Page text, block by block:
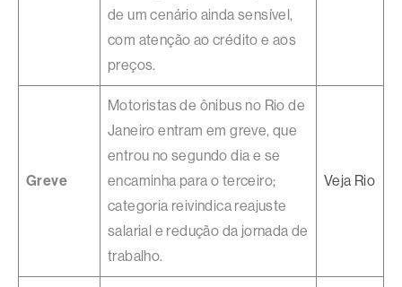
de um cenário ainda sensível,
com atenção ao crédito e aos
preços.
Greve
Motoristas de ônibus no Rio de
Janeiro entram em greve, que
entrou no segundo dia e se
encaminha para o terceiro;
categoria reivindica reajuste
salarial e redução da jornada de
trabalho.
Veja Rio